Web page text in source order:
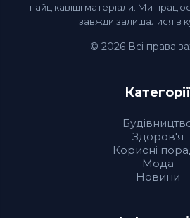
найцікавіші матеріали. Ми
завжди залишалися в
© 2026 Всі права
Категорії
Здоров'я
Корисні
Мода
Новини